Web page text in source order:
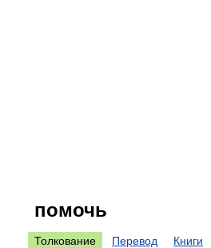
помочь
Толкование Перевод Книги